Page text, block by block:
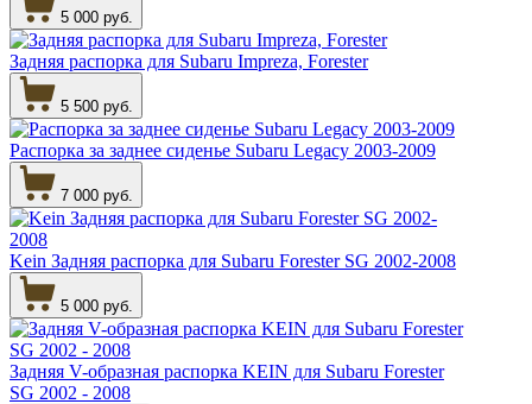
5 000 руб.
Задняя распорка для Subaru Impreza, Forester
5 500 руб.
Распорка за заднее сиденье Subaru Legacy 2003-2009
7 000 руб.
Kein Задняя распорка для Subaru Forester SG 2002-2008
5 000 руб.
Задняя V-образная распорка KEIN для Subaru Forester
SG 2002 - 2008